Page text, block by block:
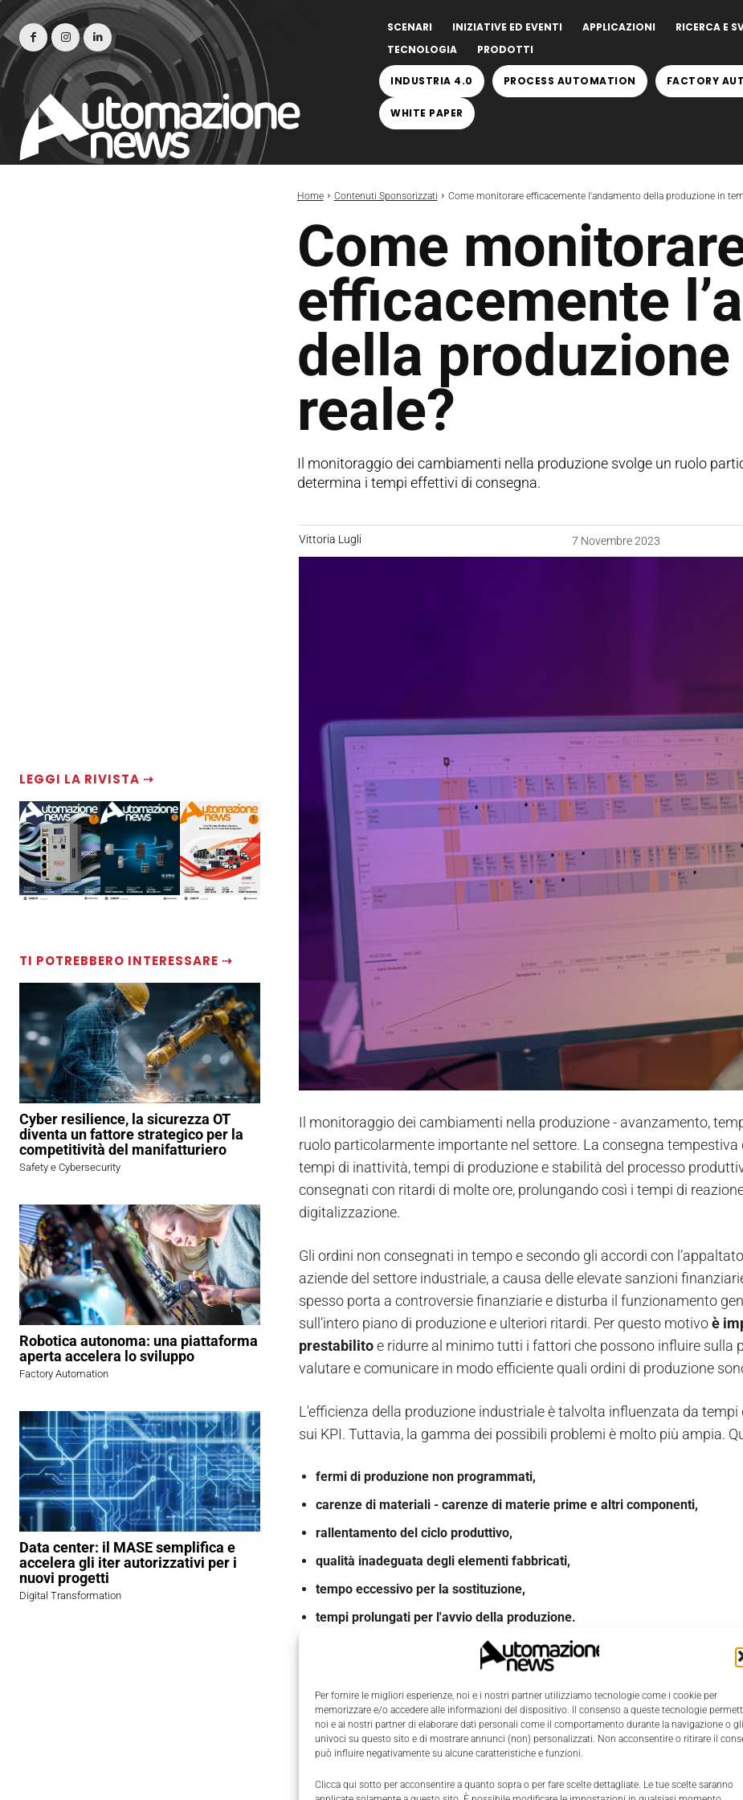
Per fornire le migliori esperienze, noi e i nostri partner utilizziamo tecnologie come i cookie per
memorizzare e/o accedere alle informazioni del dispositivo. Il consenso a queste tecnologie
noi e ai nostri partner di elaborare dati personali come il comportamento durante la navigazione o
univoci su questo sito e di mostrare annunci (non) personalizzati. Non acconsentire o ritirare il
può influire negativamente su alcune caratteristiche e funzioni.
Clicca qui sotto per acconsentire a quanto sopra o per fare scelte dettagliate. Le tue scelte saranno
SCENARI INIZIATIVE ED EVENTI APPLICAZIONI
RICERCA E
TECNOLOGIA
PRODOTTI
INDUSTRIA 4.0 PROCESS AUTOMATION FACTORY
WHITE PAPER
Home Contenuti Sponsorizzati Come monitorare efficacemente l'andamento della produzione in
Come
efficacemente
della
reale?
Il monitoraggio dei cambiamenti nella produzione svolge un ruolo
determina i tempi effettivi di consegna.
LEGGI LA RIVISTA ⇢
TI POTREBBERO INTERESSARE ⇢
Cyber resilience, la sicurezza OT
diventa un fattore strategico per la
competitività del manifatturiero
Safety e Cybersecurity
Robotica autonoma: una piattaforma
aperta accelera lo sviluppo
Factory Automation
Data center: il MASE semplifica e
accelera gli iter autorizzativi per i
nuovi progetti
Digital Transformation
Vittoria Lugli 7 Novembre 2023
Il monitoraggio dei cambiamenti nella produzione - avanzamento,
ruolo particolarmente importante nel settore. La consegna
tempi di inattività, tempi di produzione e stabilità del processo
consegnati con ritardi di molte ore, prolungando così i tempi di
digitalizzazione.
Gli ordini non consegnati in tempo e secondo gli accordi con
aziende del settore industriale, a causa delle elevate sanzioni
spesso porta a controversie finanziarie e disturba il funzionamento
sull’intero piano di produzione e ulteriori ritardi. Per questo motivoè
prestabilitoe ridurre al minimo tutti i fattori che possono influire sulla
valutare e comunicare in modo efficiente quali ordini di produzione
L'efficienza della produzione industriale è talvolta influenzata da
sui KPI. Tuttavia, la gamma dei possibili problemi è molto più ampia.
fermi di produzione non programmati,
carenze di materiali - carenze di materie prime e altri componenti,
rallentamento del ciclo produttivo,
qualità inadeguata degli elementi fabbricati,
tempo eccessivo per la sostituzione,
tempi prolungati per l'avvio della produzione.
È inoltre evidente che tra i fattori che stanno diventando più gravi c'è
produzione. Ciò influisce negativamente sulla capacità di prevedere
conseguenti ripercussioni sull'efficienza produttiva.
Tempo vs monitoraggio dell'avanzamento